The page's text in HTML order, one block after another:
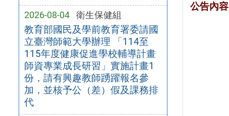
2026-08-04 衛生保健組
教育部國民及學前教育署委請國
立臺灣師範大學辦理 「114至
115年度健康促進學校輔導計畫
師資專業成長研習」實施計畫1
份，請有興趣教師踴躍報名參
加，並核予公（差）假及課務排
代
公告內容